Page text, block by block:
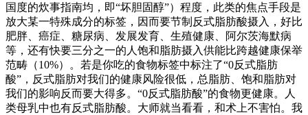
国度的炊事指南均，即“坏胆固醇”）程度，此类的焦点手段是
放大某一特殊成分的标签，因而要节制反式脂肪酸摄入，好比
肥胖、癌症、糖尿病、发展发育、生殖健康、阿尔茨海默病
等，还有快要三分之一的人饱和脂肪摄入供能比跨越健康保举
范畴（10%）。若是你吃的食物标签中标注了“0反式脂肪
酸”，反式脂肪对我们的健康风险很低，总脂肪、饱和脂肪对
我们的影响反而要大得多。“0反式脂肪酸”的食物更健康。人
类母乳中也有反式脂肪酸。大师就当看看，和术上不害怕。我